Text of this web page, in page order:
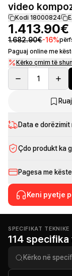
video
Kodi 18000824
1.413.90€
1.682.90€-16%
Paguaj online me
Kërko çmim të
1
Ruaj
Data e dorëzimit
Çdo produkt ka
Pagesa me
Keni pyetje
SPECIFIKAT TEKNIKE
114